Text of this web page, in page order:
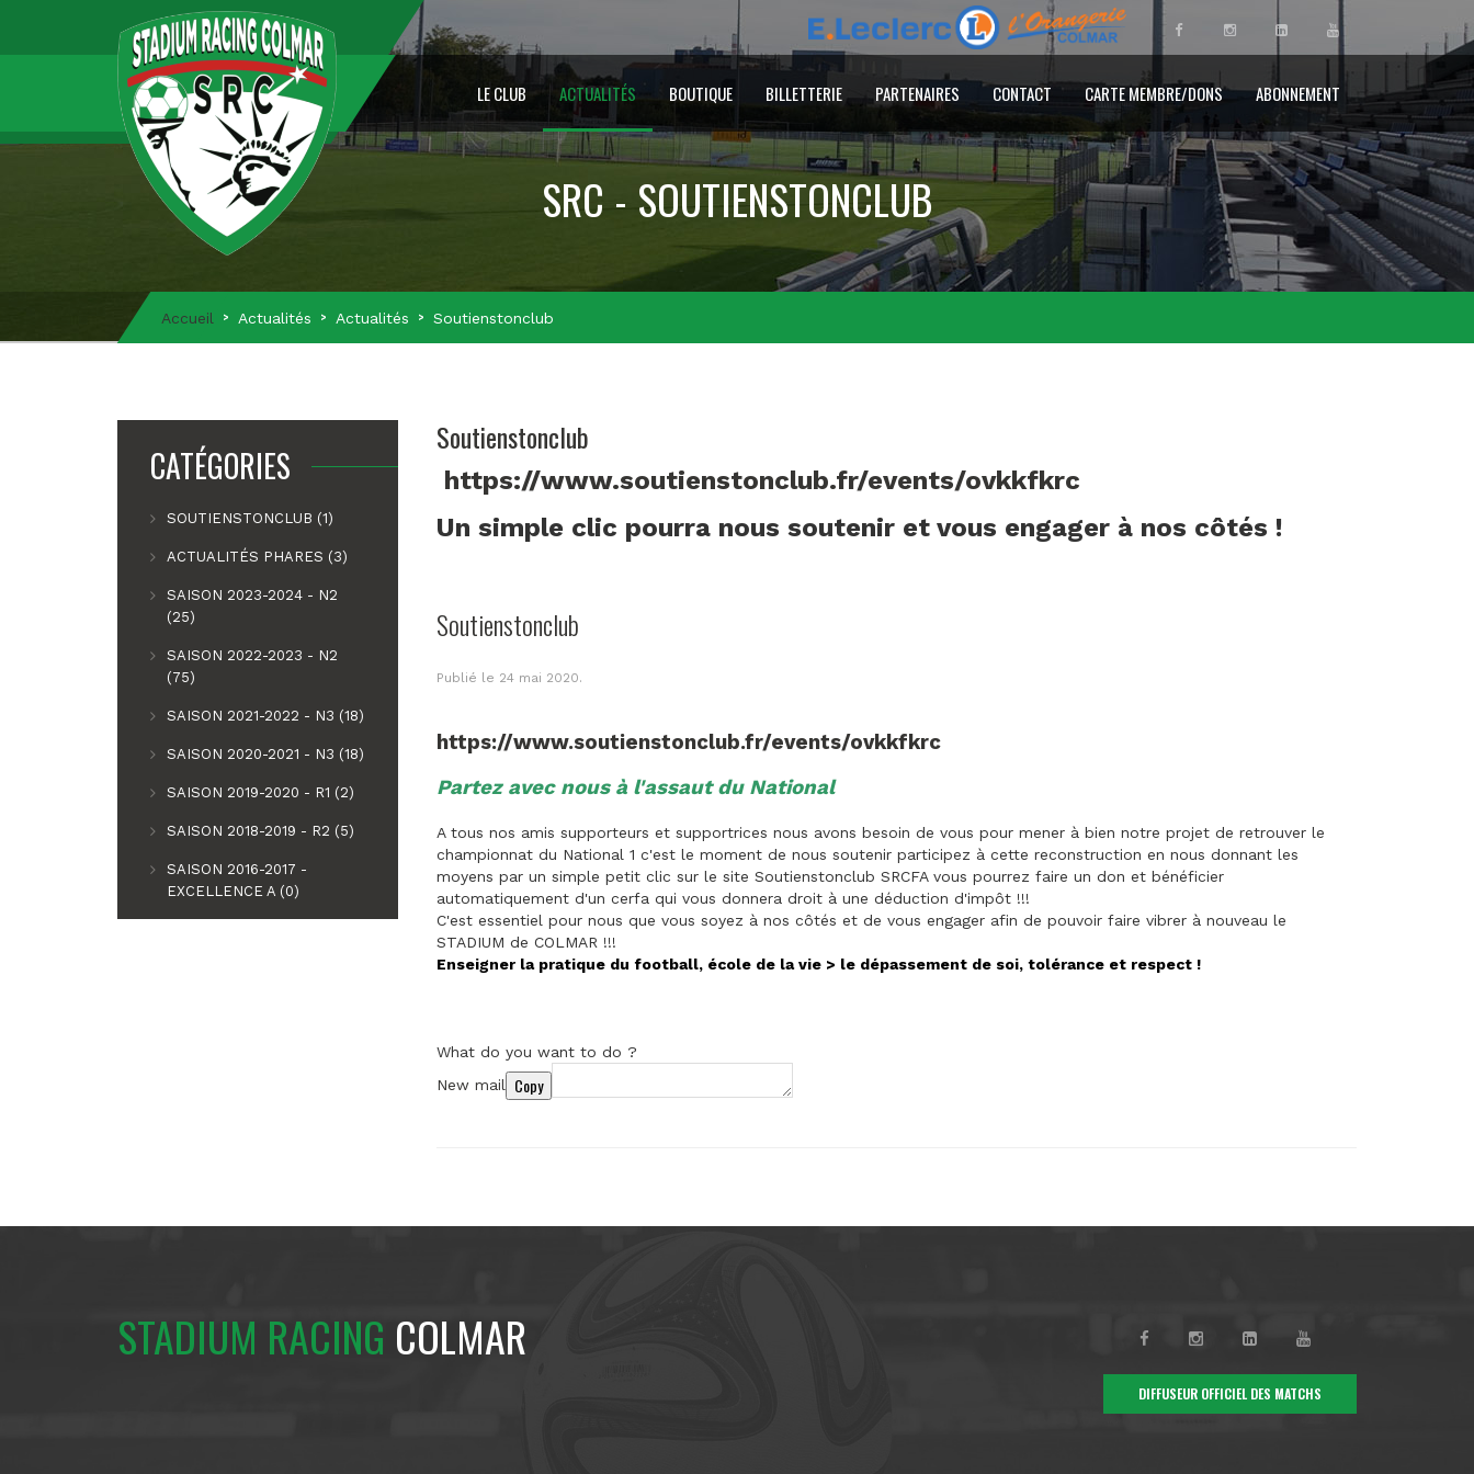
LE CLUB ACTUALITÉS BOUTIQUE BILLETTERIE PARTENAIRES CONTACT CARTE MEMBRE/DONS ABONNEMENT
SRC - SOUTIENSTONCLUB
Accueil Actualités Actualités Soutienstonclub
Soutienstonclub
https://www.soutienstonclub.fr/events/ovkkfkrc
Un simple clic pourra nous soutenir et vous engager à nos côtés !
Soutienstonclub
Publié le 24 mai 2020.
https://www.soutienstonclub.fr/events/ovkkfkrc
Partez avec nous à l'assaut du National
A tous nos amis supporteurs et supportrices nous avons besoin de vous pour mener à bien notre projet de retrouver le
championnat du National 1 c'est le moment de nous soutenir participez à cette reconstruction en nous donnant les
moyens par un simple petit clic sur le site Soutienstonclub SRCFA vous pourrez faire un don et bénéficier
automatiquement d'un cerfa qui vous donnera droit à une déduction d'impôt !!!
C'est essentiel pour nous que vous soyez à nos côtés et de vous engager afin de pouvoir faire vibrer à nouveau le
STADIUM de COLMAR !!!
Enseigner la pratique du football, école de la vie > le dépassement de soi, tolérance et respect !
What do you want to do ?
New mail
Copy
CATÉGORIES
SOUTIENSTONCLUB (1)
ACTUALITÉS PHARES (3)
SAISON 2023-2024 - N2
(25)
SAISON 2022-2023 - N2
(75)
SAISON 2021-2022 - N3 (18)
SAISON 2020-2021 - N3 (18)
SAISON 2019-2020 - R1 (2)
SAISON 2018-2019 - R2 (5)
SAISON 2016-2017 -
EXCELLENCE A (0)
STADIUM RACING COLMAR
DIFFUSEUR OFFICIEL DES MATCHS